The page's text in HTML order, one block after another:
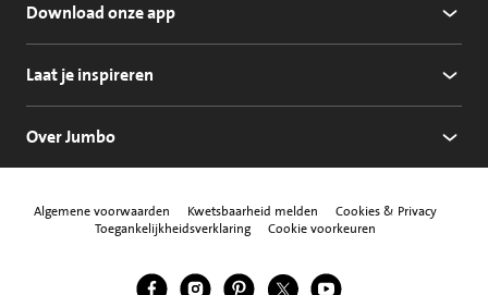
Download onze app
Laat je inspireren
Over Jumbo
Algemene voorwaarden Kwetsbaarheid melden
Cookies & Privacy
Toegankelijkheidsverklaring
Cookie voorkeuren
Volg ons
Jumbo Facebook
Jumbo Instagram
Jumbo Pinterest
Jumbo Twitter
Jumbo YouTube